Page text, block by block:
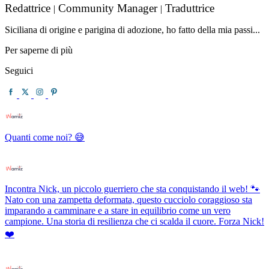
Redattrice | Community Manager | Traduttrice
Siciliana di origine e parigina di adozione, ho fatto della mia passi...
Per saperne di più
Seguici
Quanti come noi? 😅
Incontra Nick, un piccolo guerriero che sta conquistando il web! 🐾
Nato con una zampetta deformata, questo cucciolo coraggioso sta
imparando a camminare e a stare in equilibrio come un vero
campione. Una storia di resilienza che ci scalda il cuore. Forza Nick!
❤️